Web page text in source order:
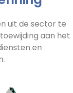
uit de sector te
aan het
en